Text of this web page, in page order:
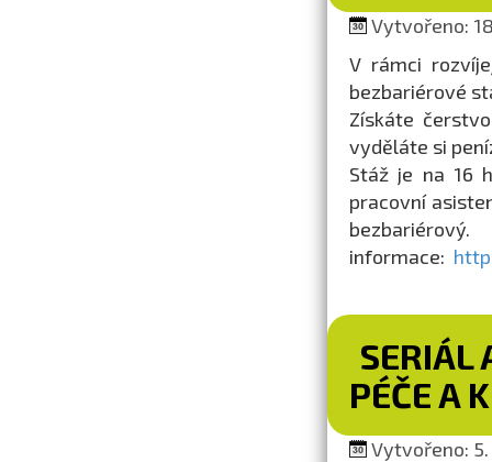
Vytvořeno:
V rámci
bezbariérové
Získáte
vyděláte si
Stáž je na 16
pracovní
informace:
SERIÁL
PÉČE A
Vytvořeno: 5.